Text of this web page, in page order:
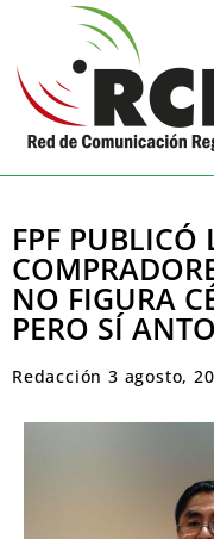
FPF PUBLICÓ
NO FIGURA
PERO SÍ
Redacción 3 agosto,